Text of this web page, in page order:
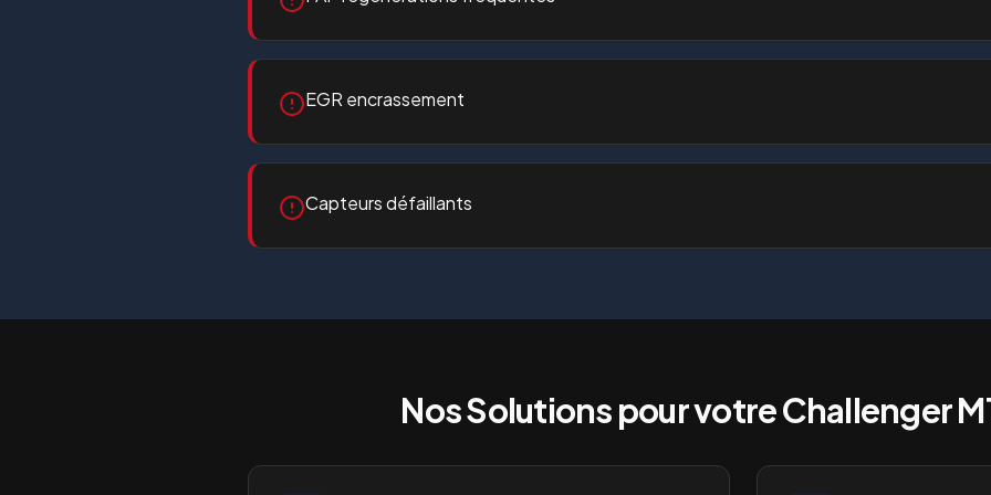
EGR encrassement
Capteurs défaillants
Nos Solutions pour votreChallenger